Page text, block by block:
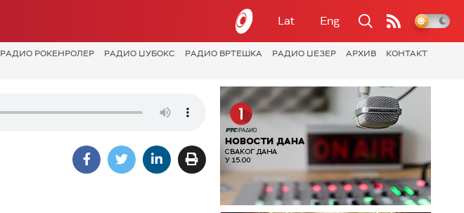
Lat Eng
РАДИО РОКЕНРОЛЕР РАДИО ЏУБОКС РАДИО ВРТЕШКА РАДИО ЏЕЗЕР АРХИВ
КОНТАКТ